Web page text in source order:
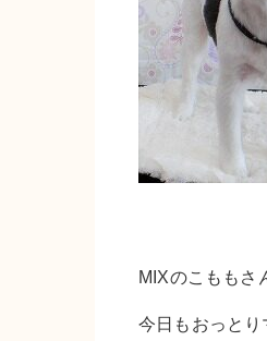
MIXのこももさ
今日もおっとり